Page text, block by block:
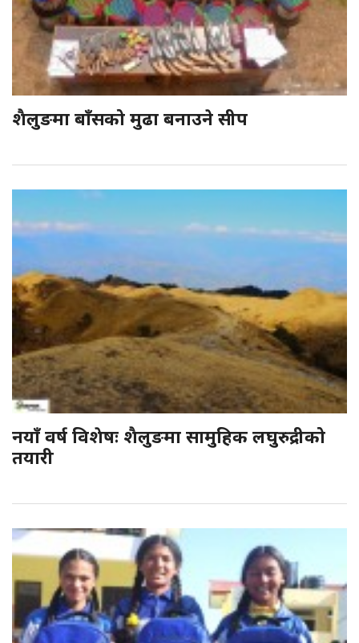
शैलुङमा बाँसको मुढा बनाउने सीप
नयाँ वर्ष विशेषः शैलुङमा सामुहिक लघुरुद्रीको
तयारी